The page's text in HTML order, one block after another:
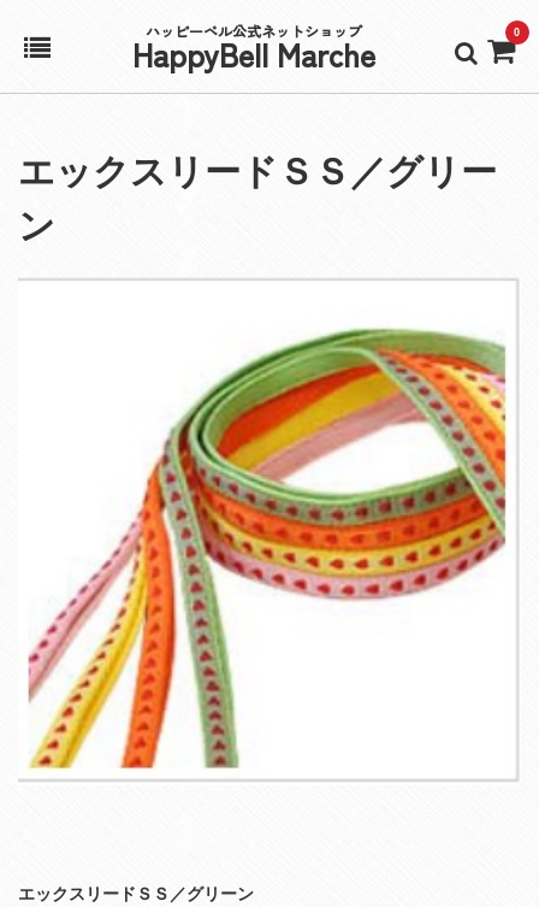
ハッピーベル公式ネットショップ
HappyBell Marche 0
アカウント
カート
エックスリードＳＳ／グリー
ン
エックスリードＳＳ／グリーン